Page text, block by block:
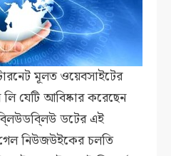
মূলত ওয়েবসাইটের
লি যেটি আবিষ্কার করেছেন
ডটের এই
নিউজউইকের চলতি